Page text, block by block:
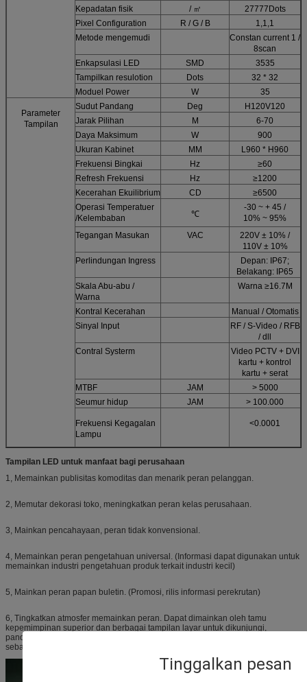
Tinggalkan pesan
Kepadatan fisik
/ ㎡
27777Dots
Pixel Configuration
R / G / B
1,1,1
Metode mengemudi
Constan current 1 /
8scan
Enkapsulasi LED
SMD
3535
Tampilkan resulotion
Dots
32 * 32
Moduel Power
W 35
Parameter
Tampilan
Sudut Pandang Deg
H120V120
Jarak Pilihan
M
6-70
Daya Maksimum
W
900
Ukuran Kabinet
MM
L960 * H960
Frekuensi Bingkai
Hz
≥60
Refresh Frekuensi
Hz
≥1200
Kecerahan Ekuilibrium
CD
≥6500
Operasi Temperatuer
/Kelembaban
℃
-30 ~ + 45 /
10% ~ 95%
Tegangan Masukan
VAC
220V ± 10% /
110V ± 10%
Perlindungan Ingress
Depan: IP67;
Belakang: IP65
Skala Abu-abu /
Warna
Warna ≥16.7M
Kontral Kecerahan
Manual / Otomatis
Sinyal Input
RF / S-Video / RFB
/ dll
Contral Systerm
Video PCTV + DVI
kartu + kontrol
kartu + serat
MTBF
JAM
> 5000
Seumur hidup
JAM > 100.000
Frekuensi Kegagalan
Lampu
<0.0001
Tampilan LED untuk manfaat bagi perusahaan
1, Memainkan publisitas komoditas dan menarik peran pelanggan.
2, Memutar dekorasi toko, meningkatkan peran kelas perusahaan.
3, Mainkan pencahayaan, peran tidak konvensional.
4, Memainkan peran pengetahuan universal. (Informasi dapat digunakan untuk
memainkan industri pengetahuan produk terkait industri kecil)
5, Mainkan peran papan buletin. (Promosi, rilis informasi perekrutan)
6, Tingkatkan atmosfer memainkan peran. Dapat dimainkan oleh tamu
kepemimpinan superior dan berbagai tampilan layar untuk dikunjungi,
panduan kata sambutan, berbagai festival utama dirayakan kata-kata dan
sebagainya.